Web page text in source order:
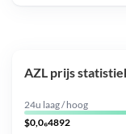
AZL prijs
24u laag / hoog
$0,0₆4892